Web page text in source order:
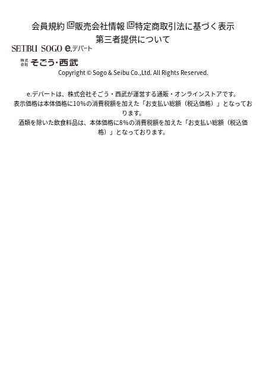
会員規約 販売会社情報
特定商取引法に基づく表示
第三者提供について
Copyright © Sogo & Seibu Co.,Ltd. All Rights Reserved.
e.デパートは、株式会社そごう・西武が運営する通販・オンラインストアです。
表示価格は本体価格に10％の消費税額を加えた「お支払い総額（税込価格）」となってお
ります。
酒類を除いた飲食料品は、本体価格に8％の消費税額を加えた「お支払い総額（税込価
格）」となっております。